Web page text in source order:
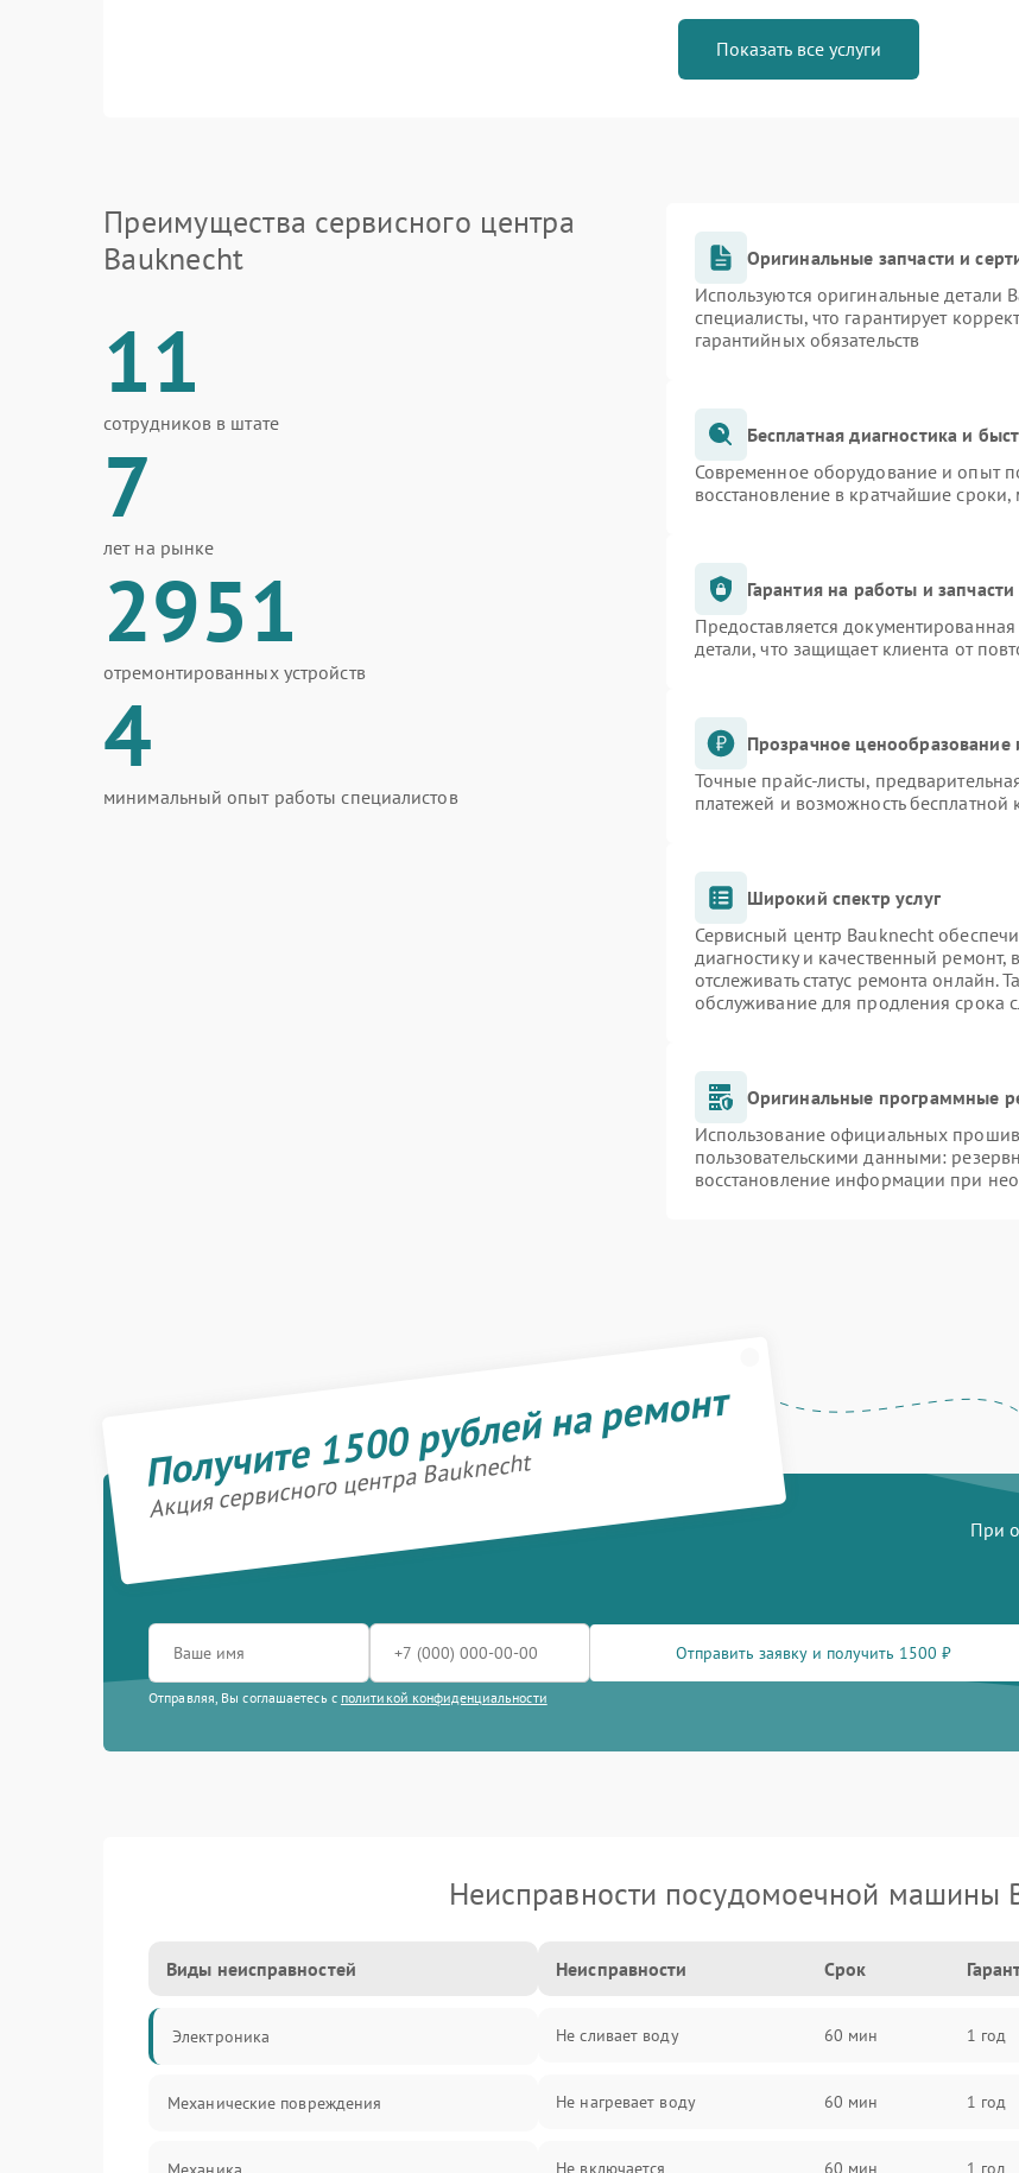
Показать все услуги
Преимущества сервисного центра
Bauknecht
11
сотрудников в штате
7
лет на рынке
2951
отремонтированных устройств
4
минимальный опыт работы специалистов
Оригинальные запчасти и
Используются оригинальные
специалисты, что гарантирует
гарантийных обязательств
Бесплатная диагностика и
Современное оборудование и опыт
восстановление в кратчайшие
Гарантия на работы и запчасти
Предоставляется
детали, что защищает клиента от
Прозрачное ценообразование
Точные прайс-листы,
платежей и возможность бесплатной
Широкий спектр услуг
Сервисный центр Bauknecht
диагностику и качественный
отслеживать статус ремонта онлайн.
обслуживание для продления срока
Оригинальные программные
Использование официальных
пользовательскими данными:
восстановление информации при
Получите 1500 рублей на ремонт
Акция сервисного центра Bauknecht
При
Отправить заявку и получить 1500 ₽
Отправляя, Вы соглашаетесь с политикой конфиденциальности
Неисправности посудомоечной машины
Виды неисправностей
Электроника
Механические повреждения
Неисправности Срок
Не сливает воду 60 мин 1 год
Не нагревает воду 60 мин 1 год
Не включается 60 мин 1 год